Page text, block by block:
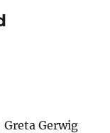
Greta Gerwig